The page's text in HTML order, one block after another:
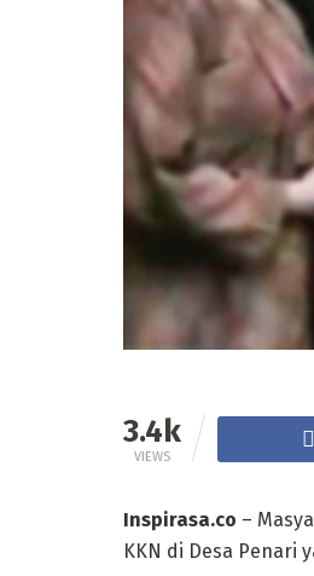
3.4k
VIEWS
Inspirasa.co –
KKN di Desa Penari